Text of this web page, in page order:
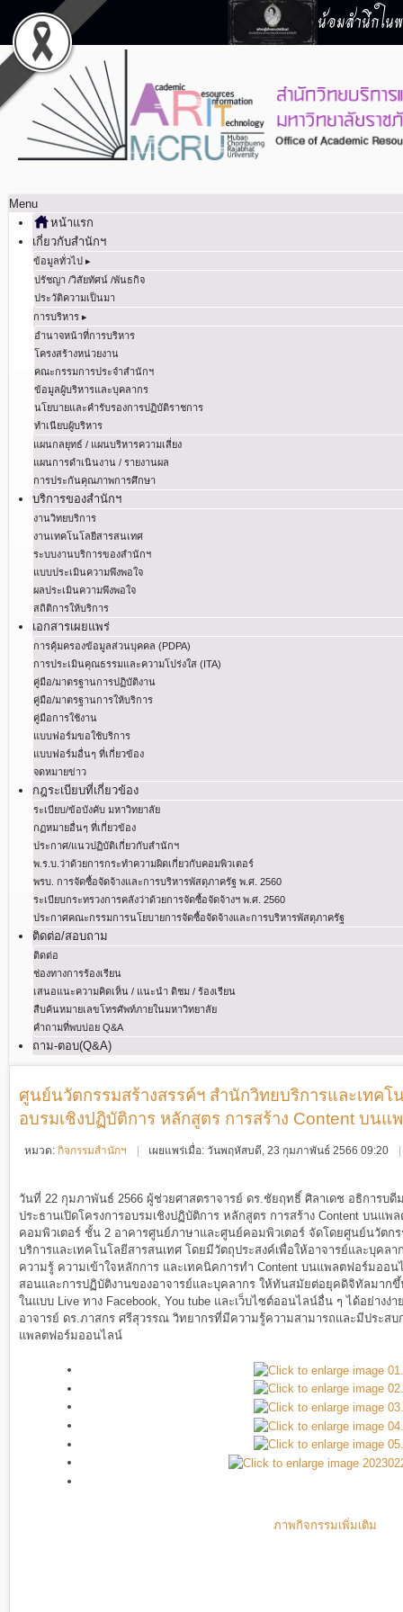
น้อมสำนึกใน
Menu
หน้าแรก
เกี่ยวกับสำนักฯ
ข้อมูลทั่วไป ▸
ปรัชญา /วิสัยทัศน์ /พันธกิจ
ประวัติความเป็นมา
การบริหาร ▸
อำนาจหน้าที่การบริหาร
โครงสร้างหน่วยงาน
คณะกรรมการประจำสำนักฯ
ข้อมูลผู้บริหารและบุคลากร
นโยบายและคำรับรองการปฏิบัติราชการ
ทำเนียบผู้บริหาร
แผนกลยุทธ์ / แผนบริหารความเสี่ยง
แผนการดำเนินงาน / รายงานผล
การประกันคุณภาพการศึกษา
บริการของสำนักฯ
งานวิทยบริการ
งานเทคโนโลยีสารสนเทศ
ระบบงานบริการของสำนักฯ
แบบประเมินความพึงพอใจ
ผลประเมินความพึงพอใจ
สถิติการให้บริการ
เอกสารเผยแพร่
การคุ้มครองข้อมูลส่วนบุคคล (PDPA)
การประเมินคุณธรรมและความโปร่งใส (ITA)
คู่มือ/มาตรฐานการปฏิบัติงาน
คู่มือ/มาตรฐานการให้บริการ
คู่มือการใช้งาน
แบบฟอร์มขอใช้บริการ
แบบฟอร์มอื่นๆ ที่เกี่ยวข้อง
จดหมายข่าว
กฎระเบียบที่เกี่ยวข้อง
ระเบียบ/ข้อบังคับ มหาวิทยาลัย
กฏหมายอื่นๆ ที่เกี่ยวข้อง
ประกาศ/แนวปฏิบัติเกี่ยวกับสำนักฯ
พ.ร.บ.ว่าด้วยการกระทําความผิดเกี่ยวกับคอมพิวเตอร์
พรบ. การจัดซื้อจัดจ้างและการบริหารพัสดุภาครัฐ พ.ศ. 2560
ระเบียบกระทรวงการคลังว่าด้วยการจัดซื้อจัดจ้างฯ พ.ศ. 2560
ประกาศคณะกรรมการนโยบายการจัดซื้อจัดจ้างและการบริหารพัสดุภาครัฐ
ติดต่อ/สอบถาม
ติดต่อ
ช่องทางการร้องเรียน
เสนอแนะความคิดเห็น / แนะนำ ติชม / ร้องเรียน
สืบค้นหมายเลขโทรศัพท์ภายในมหาวิทยาลัย
คำถามที่พบบ่อย Q&A
ถาม-ตอบ(Q&A)
ศูนย์นวัตกรรมสร้างสรรค์ฯ สำนักวิทยบริการและเทคโ
อบรมเชิงปฏิบัติการ หลักสูตร การสร้าง Content บน
หมวด: กิจกรรมสำนักฯ เผยแพร่เมื่อ: วันพฤหัสบดี, 23 กุมภาพันธ์ 2566 09:20
วันที่ 22 กุมภาพันธ์ 2566 ผู้ช่วยศาสตราจารย์ ดร.ชัยฤทธิ์ ศิลาเดช อธิการบ
ประธานเปิดโครงการอบรมเชิงปฏิบัติการ หลักสูตร การสร้าง Content บนแ
คอมพิวเตอร์ ชั้น 2 อาคารศูนย์ภาษาและศูนย์คอมพิวเตอร์ จัดโดยศูนย์นวัตก
บริการและเทคโนโลยีสารสนเทศ โดยมีวัตถุประสงค์เพื่อให้อาจารย์และบุค
ความรู้ ความเข้าใจหลักการ และเทคนิคการทำ Content บนแพลตฟอร์มออน
สอนและการปฏิบัติงานของอาจารย์และบุคลากร ให้ทันสมัยต่อยุคดิจิทัลมาก
ในแบบ Live ทาง Facebook, You tube และเว็บไซต์ออนไลน์อื่น ๆ ได้อย่างง่า
อาจารย์ ดร.ภาสกร ศรีสุวรรณ วิทยากรที่มีความรู้ความสามารถและมีประส
แพลตฟอร์มออนไลน์
ภาพกิจกรรมเพิ่มเติม